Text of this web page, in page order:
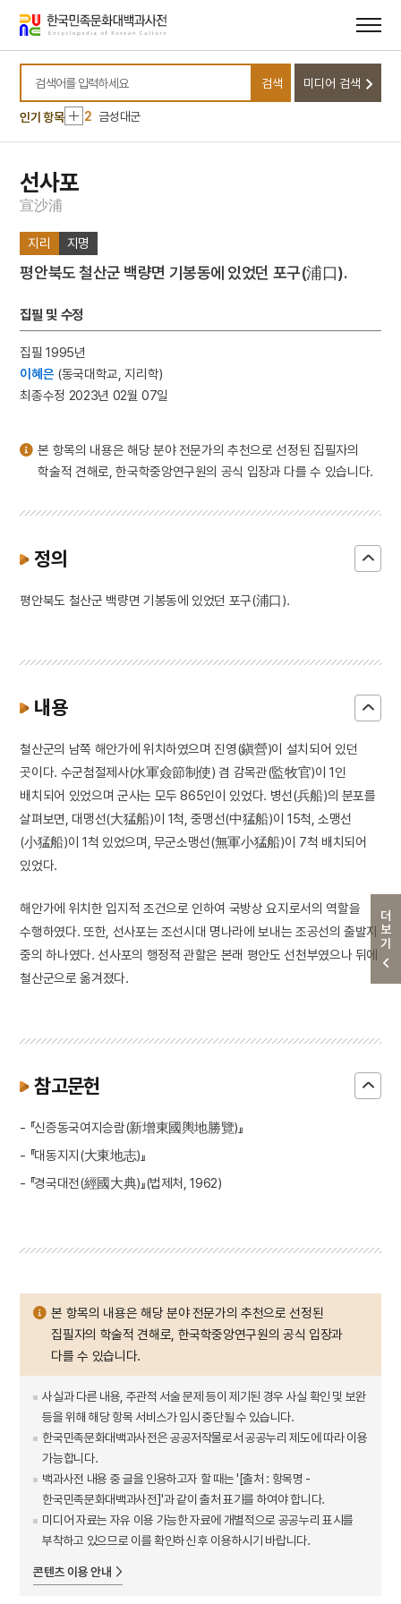
바로가기
바로가기
검색어를 입력하세요
검색 미디어 검색
인기 항목
10 소음인
1 손곡산인전
2 금성대군
3 금동 보살 입상
7
8 대한천리교
10 소음인
1
금성대군
5 고조선
7
금동 미륵보살 반가 사유상
10
소음인
더보기
선사포
宣沙浦
지리 지명
평안북도 철산군 백량면 기봉동에 있었던 포구(浦口).
집필 및 수정
집필 1995년
이혜은 (동국대학교, 지리학)
최종수정 2023년 02월 07일
본 항목의 내용은 해당 분야 전문가의 추천으로 선정된 집필자의
학술적 견해로, 한국학중앙연구원의 공식 입장과 다를 수 있습니다.
정의
평안북도 철산군 백량면 기봉동에 있었던 포구(浦口).
내용
철산군의 남쪽 해안가에 위치하였으며 진영(鎭營)이 설치되어 있던
곳이다. 수군첨절제사(水軍僉節制使) 겸 감목관(監牧官)이 1인
배치되어 있었으며 군사는 모두 865인이 있었다. 병선(兵船)의 분포를
살펴보면, 대맹선(大猛船)이 1척, 중맹선(中猛船)이 15척, 소맹선
(小猛船)이 1척 있었으며, 무군소맹선(無軍小猛船)이 7척 배치되어
있었다.
해안가에 위치한 입지적 조건으로 인하여 국방상 요지로서의 역할을
수행하였다. 또한, 선사포는 조선시대 명나라에 보내는 조공선의 출발지
중의 하나였다. 선사포의 행정적 관할은 본래 평안도 선천부였으나 뒤에
철산군으로 옮겨졌다.
참고문헌
- 『신증동국여지승람(新增東國輿地勝覽)』
- 『대동지지(大東地志)』
- 『경국대전(經國大典)』(법제처, 1962)
본 항목의 내용은 해당 분야 전문가의 추천으로 선정된
집필자의 학술적 견해로, 한국학중앙연구원의 공식 입장과
다를 수 있습니다.
사실과 다른 내용, 주관적 서술 문제 등이 제기된 경우 사실 확인 및 보완
등을 위해 해당 항목 서비스가 임시 중단될 수 있습니다.
한국민족문화대백과사전은 공공저작물로서 공공누리 제도에 따라 이용
가능합니다.
백과사전 내용 중 글을 인용하고자 할 때는 '[출처 : 항목명 -
한국민족문화대백과사전]'과 같이 출처 표기를 하여야 합니다.
미디어 자료는 자유 이용 가능한 자료에 개별적으로 공공누리 표시를
부착하고 있으므로 이를 확인하신 후 이용하시기 바랍니다.
콘텐츠 이용 안내